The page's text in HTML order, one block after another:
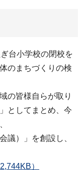
台小学校の閉校を
のまちづくりの検
の皆様自らが取り
としてまとめ、今
議）」を創設し、
）